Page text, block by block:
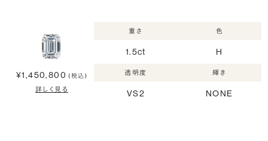
¥1,450,800 (税込)
詳しく見る
重さ
1.5ct
色
H
透明度
VS2
輝き
NONE